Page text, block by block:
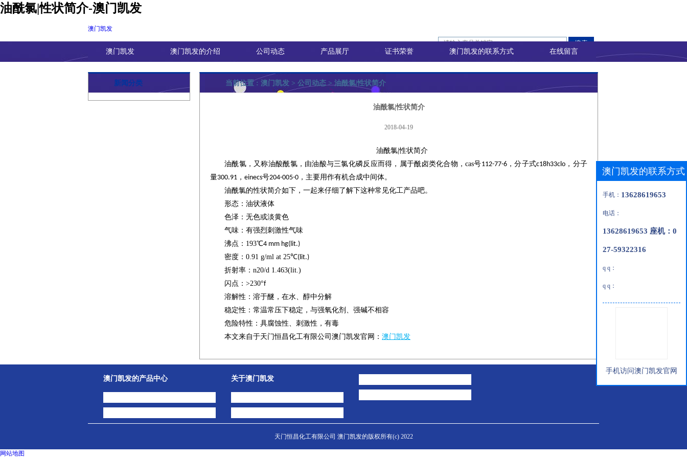
油酰氯|性状简介-澳门凯发
澳门凯发
澳门凯发 澳门凯发的介绍 公司动态 产品展厅 证书荣誉 澳门凯发的联系方式 在线留言
新闻分类 当前位置 : 澳门凯发 > 公司动态> 油酰氯|性状简介
油酰氯|性状简介
2018-04-19
油酰氯|性状简介
油酰氯，又称油酸酰氯，由油酸与三氯化磷反应而得，属于酰卤类化合物，cas号112-77-6，分子式c18h33clo ，分子
量300.91 ， einecs号204-005-0 ，主要用作有机合成中间体。
油酰氯的性状简介如下，一起来仔细了解下这种常见化工产品吧。
形态：油状液体
色泽：无色或淡黄色
气味：有强烈刺激性气味
沸点： 193℃4 mm hg(lit.)
密度： 0.91 g/ml at 25℃(lit.)
折射率： n20/d 1.463(lit.)
闪点： >230°f
溶解性：溶于醚，在水、醇中分解
稳定性：常温常压下稳定，与强氧化剂、强碱不相容
危险特性：具腐蚀性、刺激性，有毒
本文来自于天门恒昌化工有限公司澳门凯发官网： 澳门凯发
澳门凯发的联系方式
手机： 13628619653
电话：
13628619653 座机：0
27-59322316
q q：
q q：
手机访问澳门凯发官网
澳门凯发的产品中心
关于澳门凯发
天门恒昌化工有限公司 澳门凯发的版权所有(c) 2022
网站地图